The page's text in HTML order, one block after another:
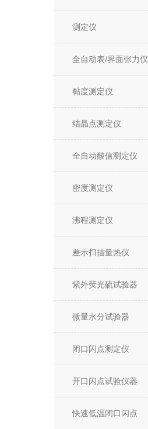
测定仪
全自动表/界面张力仪
黏度测定仪
结晶点测定仪
全自动酸值测定仪
密度测定仪
沸程测定仪
差示扫描量热仪
紫外荧光硫试验器
微量水分试验器
闭口闪点测定仪
开口闪点试验仪器
快速低温闭口闪点